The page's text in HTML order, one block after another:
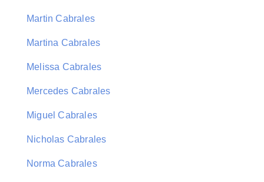
Martin Cabrales
Martina Cabrales
Melissa Cabrales
Mercedes Cabrales
Miguel Cabrales
Nicholas Cabrales
Norma Cabrales